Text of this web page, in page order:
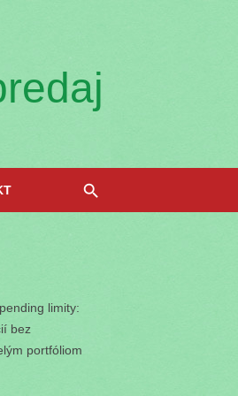
limity:
bez
portfóliom